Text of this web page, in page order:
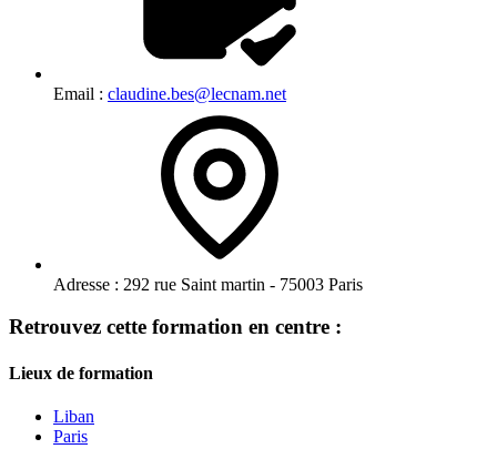
Email : claudine.bes@lecnam.net
Adresse : 292 rue Saint martin - 75003 Paris
Retrouvez cette formation en centre :
Lieux de formation
Liban
Paris